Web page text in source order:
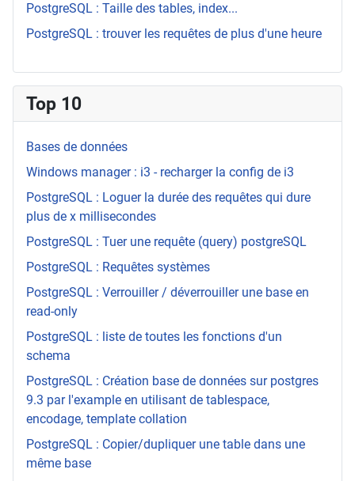
PostgreSQL : Taille des tables, index...
PostgreSQL : trouver les requêtes de plus d'une heure
Top 10
Bases de données
Windows manager : i3 - recharger la config de i3
PostgreSQL : Loguer la durée des requêtes qui dure
plus de x millisecondes
PostgreSQL : Tuer une requête (query) postgreSQL
PostgreSQL : Requêtes systèmes
PostgreSQL : Verrouiller / déverrouiller une base en
read-only
PostgreSQL : liste de toutes les fonctions d'un
schema
PostgreSQL : Création base de données sur postgres
9.3 par l'example en utilisant de tablespace,
encodage, template collation
PostgreSQL : Copier/dupliquer une table dans une
même base